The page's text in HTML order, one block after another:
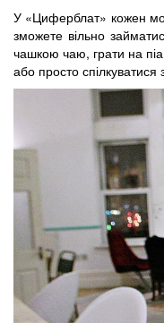
У «Циферблат» кожен
зможете вільно
чашкою чаю, грати на
або просто спілкуватися